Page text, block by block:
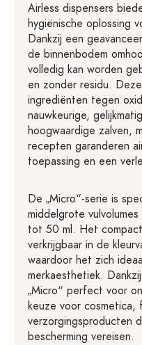
Airless dispensers
hygiënische oplossing
Dankzij een
de binnenbodem
volledig kan worden
en zonder residu.
ingrediënten tegen
nauwkeurige,
hoogwaardige zalven,
recepten garanderen
toepassing en een
De „Micro“-serie is
middelgrote
tot 50 ml. Het
verkrijgbaar in de
waardoor het zich
merkaesthetiek.
„Micro“ perfect voor
keuze voor cosmetica,
verzorgingsproducten
bescherming vereisen.